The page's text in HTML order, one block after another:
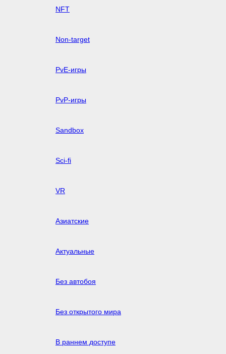
NFT
Non-target
PvE-игры
PvP-игры
Sandbox
Sci-fi
VR
Азиатские
Актуальные
Без автобоя
Без открытого мира
В раннем доступе